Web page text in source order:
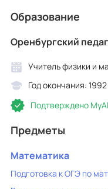
Образование
Оренбургский
Учитель физики и
Год окончания: 1992
Подтверждено
Предметы
Математика
Подготовка к ОГЭ по